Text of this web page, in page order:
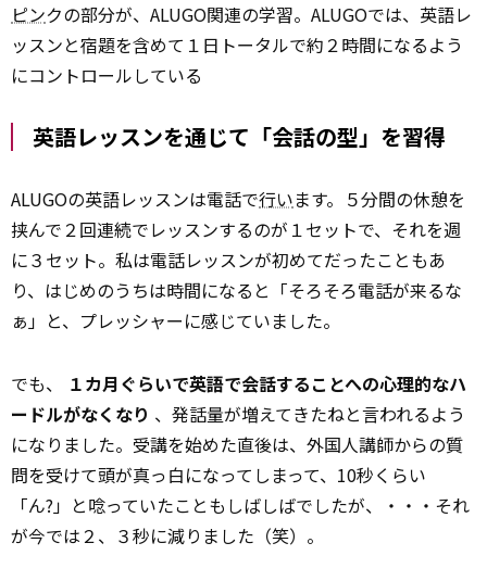
ピンクの部分が、ALUGO関連の学習。ALUGOでは、英語レ
ッスンと宿題を含めて１日トータルで約２時間になるよう
にコントロールしている
英語レッスンを通じて「会話の型」を習得
ALUGOの英語レッスンは電話で行います。５分間の休憩を
挟んで２回連続でレッスンするのが１セットで、それを週
に３セット。私は電話レッスンが初めてだったこともあ
り、はじめのうちは時間になると「そろそろ電話が来るな
ぁ」と、プレッシャーに感じていました。
でも、
１カ月ぐらいで英語で会話することへの心理的なハ
ードルがなくなり 、発話量が増えてきたねと言われるよう
になりました。受講を始めた直後は、外国人講師からの質
問を受けて頭が真っ白になってしまって、10秒くらい
「ん?」と唸っていたこともしばしばでしたが、・・・それ
が今では２、３秒に減りました（笑）。